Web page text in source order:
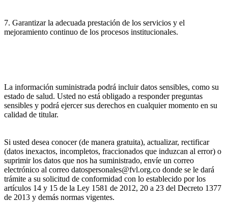
7. Garantizar la adecuada prestación de los servicios y el
mejoramiento continuo de los procesos institucionales.
La información suministrada podrá incluir datos sensibles, como su
estado de salud. Usted no está obligado a responder preguntas
sensibles y podrá ejercer sus derechos en cualquier momento en su
calidad de titular.
Si usted desea conocer (de manera gratuita), actualizar, rectificar
(datos inexactos, incompletos, fraccionados que induzcan al error) o
suprimir los datos que nos ha suministrado, envíe un correo
electrónico al correo datospersonales@fvl.org.co donde se le dará
trámite a su solicitud de conformidad con lo establecido por los
artículos 14 y 15 de la Ley 1581 de 2012, 20 a 23 del Decreto 1377
de 2013 y demás normas vigentes.